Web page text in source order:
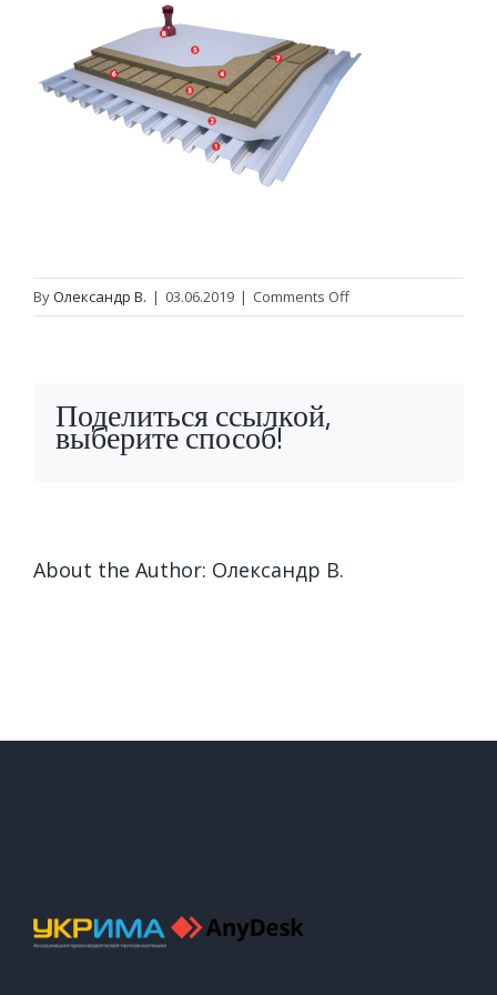
ByОлександр В. | 03.06.2019 | Comments Offon
pokrivly-
Поделиться ссылкой,
выберите способ!
About the Author: Олександр В.